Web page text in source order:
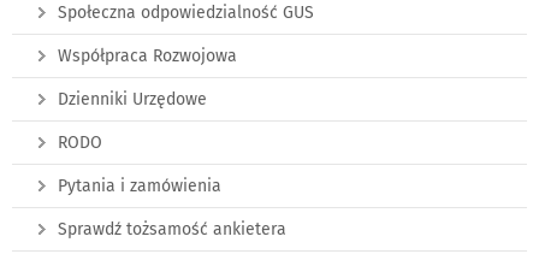
Społeczna odpowiedzialność GUS
Współpraca Rozwojowa
Dzienniki Urzędowe
RODO
Pytania i zamówienia
Sprawdź tożsamość ankietera